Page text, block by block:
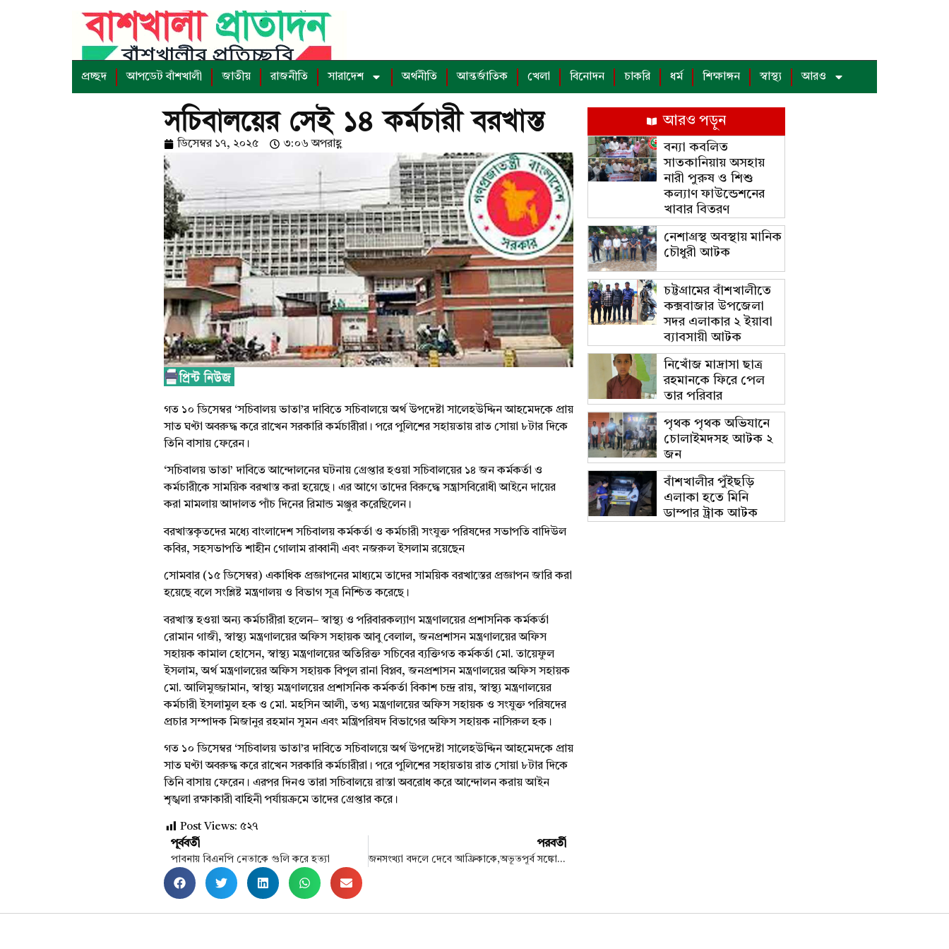
প্রচ্ছদ আপডেট বাঁশখালী জাতীয় রাজনীতি সারাদেশ অর্থনীতি আন্তর্জাতিক খেলা বিনোদন চাকরি ধর্ম শিক্ষাঙ্গন স্বাস্থ্য আরও
সচিবালয়ের সেই ১৪ কর্মচারী বরখাস্ত
ডিসেম্বর ১৭, ২০২৫ ৩:০৬ অপরাহ্ণ
গত ১০ ডিসেম্বর ‘সচিবালয় ভাতা’রদাবিতেসচিবালয়েঅর্থ উপদেষ্টাসালেহউদ্দিনআহমেদকে প্রায়
সাত ঘণ্টা অবরুদ্ধ করে রাখেন সরকারি কর্মচারীরা। পরেপুলিশের সহায়তায়রাত সোয়া ৮টার দিকে
তিনিবাসায় ফেরেন।
‘সচিবালয়ভাতা’ দাবিতে আন্দোলনেরঘটনায়গ্রেপ্তার হওয়াসচিবালয়ের১৪ জন কর্মকর্তা ও
কর্মচারীকেসাময়িকবরখাস্ত করাহয়েছে । এর আগে তাদের বিরুদ্ধেসন্ত্রাসবিরোধী আইনেদায়ের
করা মামলায়আদালত পাঁচ দিনেররিমান্ড মঞ্জুর করেছিলেন।
বরখাস্তকৃতদেরমধ্যে বাংলাদেশসচিবালয়কর্মকর্তা ও কর্মচারী সংযুক্ত পরিষদের সভাপতিবাদিউল
কবির, সহসভাপতি শাহীন গোলামরাব্বানী এবং নজরুল ইসলামরয়েছেন
সোমবার (১৫ ডিসেম্বর) একাধিক প্রজ্ঞাপনেরমাধ্যমে তাদেরসাময়িকবরখাস্তের প্রজ্ঞাপন জারি করা
হয়েছেবলে সংশ্লিষ্ট মন্ত্রণালয়ও বিভাগ সূত্র নিশ্চিত করেছে।
বরখাস্ত হওয়া অন্যকর্মচারীরা হলেন– স্বাস্থ্য ওপরিবারকল্যাণ মন্ত্রণালয়েরপ্রশাসনিক কর্মকর্তা
রোমানগাজী, স্বাস্থ্য মন্ত্রণালয়েরঅফিস সহায়ক আবু বেলাল,জনপ্রশাসন মন্ত্রণালয়েরঅফিস
সহায়ক কামাল হোসেন, স্বাস্থ্য মন্ত্রণালয়েরঅতিরিক্ত সচিবের ব্যক্তিগত কর্মকর্তা মো.তায়েফুল
ইসলাম, অর্থ মন্ত্রণালয়েরঅফিস সহায়ক বিপুল রানা বিপ্লব,জনপ্রশাসন মন্ত্রণালয়েরঅফিস সহায়ক
মো.আলিমুজ্জামান, স্বাস্থ্য মন্ত্রণালয়েরপ্রশাসনিক কর্মকর্তা বিকাশ চন্দ্র রায়, স্বাস্থ্য মন্ত্রণালয়ের
কর্মচারী ইসলামুলহক ও মো. মহসিনআলী, তথ্য মন্ত্রণালয়েরঅফিস সহায়ক ও সংযুক্ত পরিষদের
প্রচার সম্পাদক মিজানুর রহমানসুমনএবং মন্ত্রিপরিষদবিভাগের অফিস সহায়কনাসিরুলহক।
গত ১০ ডিসেম্বর ‘সচিবালয় ভাতা’রদাবিতেসচিবালয়েঅর্থ উপদেষ্টাসালেহউদ্দিনআহমেদকে প্রায়
সাত ঘণ্টা অবরুদ্ধ করে রাখেন সরকারি কর্মচারীরা। পরেপুলিশের সহায়তায়রাত সোয়া ৮টার দিকে
তিনিবাসায় ফেরেন। এরপর দিনও তারাসচিবালয়েরাস্তা অবরোধ করে আন্দোলনকরায়আইন
শৃঙ্খলারক্ষাকারী বাহিনীপর্যায়ক্রমেতাদের গ্রেপ্তার করে।
Post Views: ৫২৭
পূর্ববর্তী
পাবনায় বিএনপি নেতাকে গুলি করে হত্যা
পরবর্তী
জনসংখ্যা বদলে দেবে আফ্রিকাকে,অভূতপূর্ব সঙ্কোচনে চীন
আরও পড়ুন
বন্যা কবলিত
সাতকানিয়ায় অসহায়
নারী পুরুষ ও শিশু
কল্যাণ ফাউন্ডেশনের
খাবার বিতরণ
নেশাগ্রস্থ অবস্থায় মানিক
চৌধুরী আটক
চট্টগ্রামের বাঁশখালীতে
কক্সবাজার উপজেলা
সদর এলাকার ২ ইয়াবা
ব্যাবসায়ী আটক
নিখোঁজ মাদ্রাসা ছাত্র
রহমানকে ফিরে পেল
তার পরিবার
পৃথক পৃথক অভিযানে
চোলাইমদসহ আটক ২
জন
বাঁশখালীর পুঁইছড়ি
এলাকা হতে মিনি
ডাম্পার ট্রাক আটক